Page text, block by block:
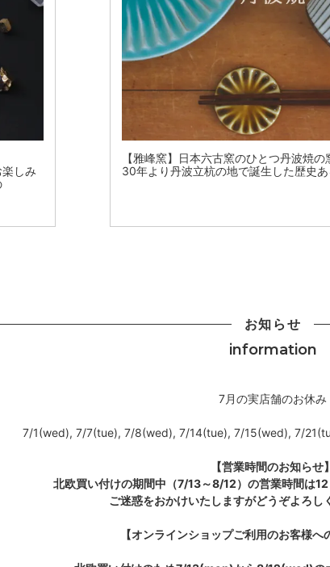
しみ
【雅峰窯】日本六古窯のひとつ丹波焼の
30年より丹波立杭の地で誕生した歴史あ
お知らせ
information
7月の実店舗のお休み
7/1(wed), 7/7(tue), 7/8(wed), 7/14(tue), 7/15(wed), 7/
【営業時間のお知らせ】
北欧買い付けの期間中（7/13～8/12）の営業時間は
ご迷惑をおかけいたしますがどうぞよろし
【オンラインショップご利用のお客様へ